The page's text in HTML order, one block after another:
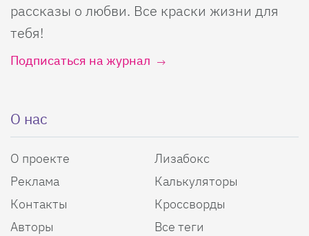
рассказы о любви. Все краски жизни для
тебя!
Подписаться на журнал
О нас
О проекте
Реклама
Контакты
Авторы
Лизабокс
Калькуляторы
Кроссворды
Все теги